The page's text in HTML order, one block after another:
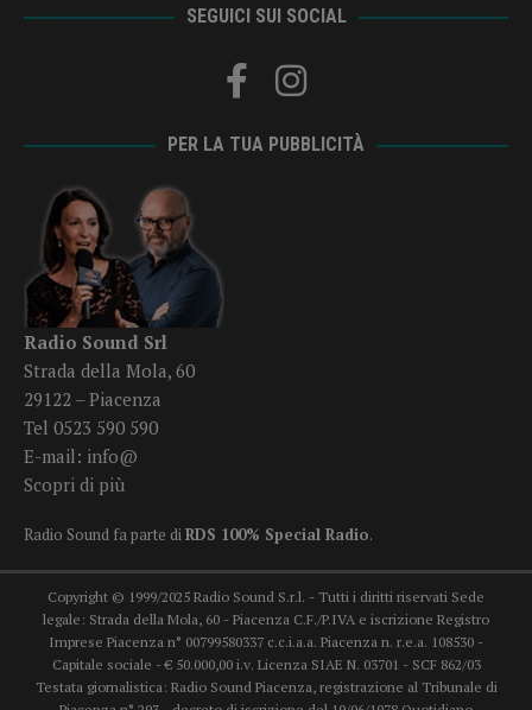
SEGUICI SUI SOCIAL
PER LA TUA PUBBLICITÀ
Radio Sound Srl
Strada della Mola, 60
29122 – Piacenza
Tel 0523 590 590
E-mail: info@
Scopri di più
Radio Sound fa parte diRDS 100% Special Radio.
Copyright © 1999/2025 Radio Sound S.r.l. - Tutti i diritti riservati Sede
legale: Strada della Mola, 60 - Piacenza C.F./P.IVA e iscrizione Registro
Imprese Piacenza n° 00799580337 c.c.i.a.a. Piacenza n. r.e.a. 108530 -
Capitale sociale - € 50.000,00 i.v. Licenza SIAE N. 03701 - SCF 862/03
Testata giornalistica: Radio Sound Piacenza, registrazione al Tribunale di